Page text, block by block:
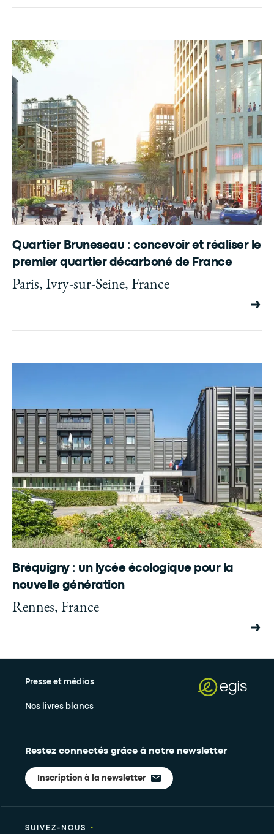
Quartier Bruneseau : concevoir et réaliser le
premier quartier décarboné de France
Paris, Ivry-sur-Seine, France
Bréquigny : un lycée écologique pour la
nouvelle génération
Rennes, France
Presse et médias
Nos livres blancs
Restez connectés grâce à notre newsletter
Inscription à la newsletter
SUIVEZ-NOUS •